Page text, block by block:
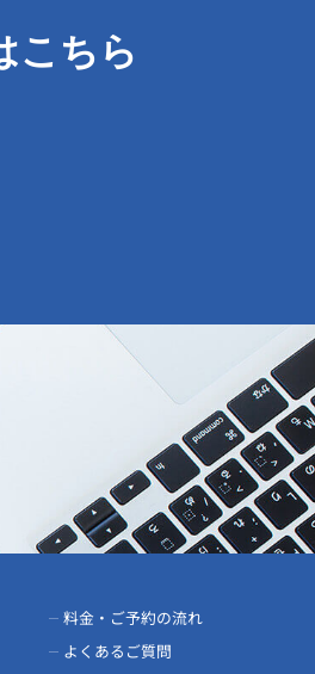
こちら
料金・ご予約の流れ
よくあるご質問